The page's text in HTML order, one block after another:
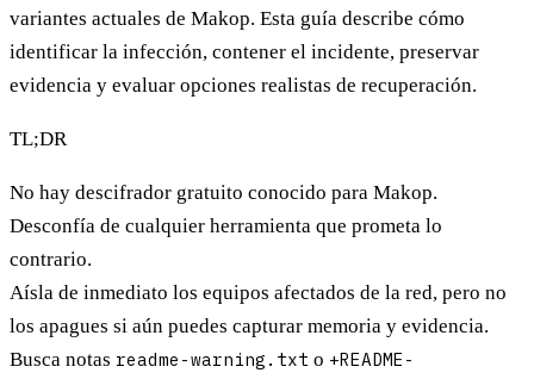
variantes actuales de Makop. Esta guía describe cómo
identificar la infección, contener el incidente, preservar
evidencia y evaluar opciones realistas de recuperación.
TL;DR
No hay descifrador gratuito conocido para Makop.
Desconfía de cualquier herramienta que prometa lo
contrario.
Aísla de inmediato los equipos afectados de la red, pero no
los apagues si aún puedes capturar memoria y evidencia.
Busca notas readme-warning.txt o +README-